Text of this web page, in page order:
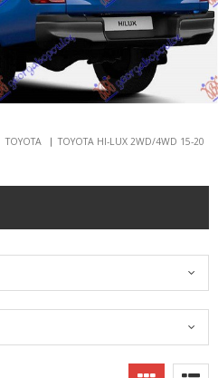
TOYOTA TOYOTA HI-LUX 2WD/4WD 15-20